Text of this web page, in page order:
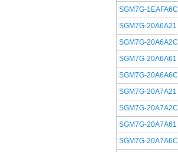
SGM7G-1EAFA6C
SGM7G-20A6A21
SGM7G-20A6A2C
SGM7G-20A6A61
SGM7G-20A6A6C
SGM7G-20A7A21
SGM7G-20A7A2C
SGM7G-20A7A61
SGM7G-20A7A6C